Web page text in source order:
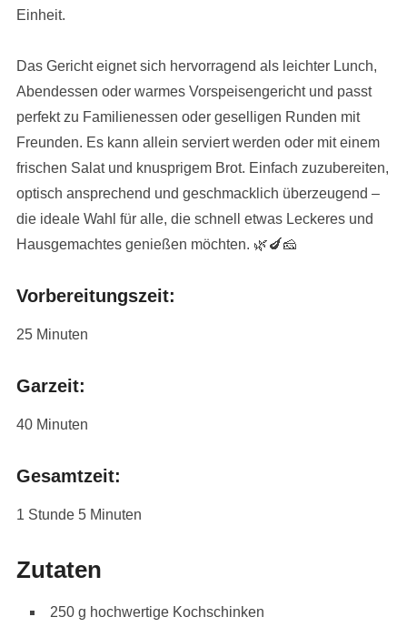
Einheit.
Das Gericht eignet sich hervorragend als leichter Lunch,
Abendessen oder warmes Vorspeisengericht und passt
perfekt zu Familienessen oder geselligen Runden mit
Freunden. Es kann allein serviert werden oder mit einem
frischen Salat und knusprigem Brot. Einfach zuzubereiten,
optisch ansprechend und geschmacklich überzeugend –
die ideale Wahl für alle, die schnell etwas Leckeres und
Hausgemachtes genießen möchten. 🌿🍆🧀
Vorbereitungszeit:
25 Minuten
Garzeit:
40 Minuten
Gesamtzeit:
1 Stunde 5 Minuten
Zutaten
250 g hochwertige Kochschinken